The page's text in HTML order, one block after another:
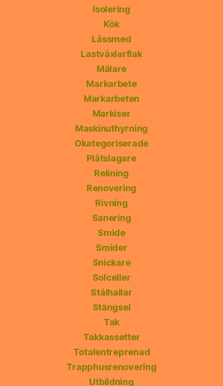
Isolering
Kök
Låssmed
Lastväxlarflak
Målare
Markarbete
Markarbeten
Markiser
Maskinuthyrning
Okategoriserade
Plåtslagare
Relining
Renovering
Rivning
Sanering
Smide
Smider
Snickare
Solceller
Stålhallar
Stängsel
Tak
Takkassetter
Totalentreprenad
Trapphusrenovering
Utbildning